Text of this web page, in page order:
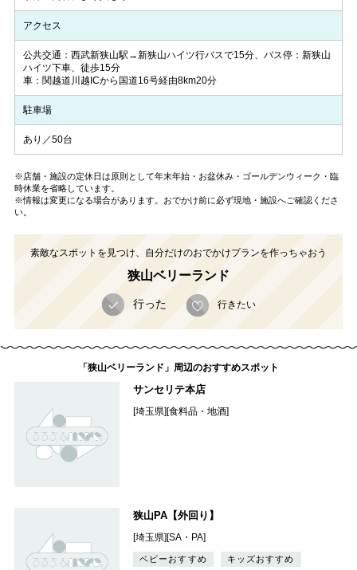
アクセス
公共交通：西武新狭山駅→新狭山ハイツ行バスで15分、バス停：新狭山
ハイツ下車、徒歩15分
車：関越道川越ICから国道16号経由8km20分
駐車場
あり／50台
※店舗・施設の定休日は原則として年末年始・お盆休み・ゴールデンウィーク・臨
時休業を省略しています。
※情報は変更になる場合があります。おでかけ前に必ず現地・施設へご確認くださ
い。
素敵なスポットを見つけ、自分だけのおでかけプランを作っちゃおう
狭山ベリーランド
行った 行きたい
「狭山ベリーランド」周辺のおすすめスポット
サンセリテ本店
[埼玉県][食料品・地酒]
狭山PA【外回り】
[埼玉県][SA・PA]
ベビーおすすめ
キッズおすすめ